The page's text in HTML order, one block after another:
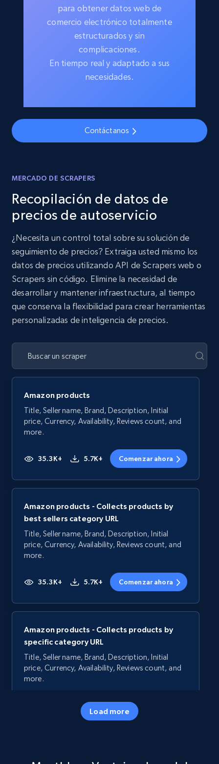
para obtener datos web de
comercio electrónico totalmente
estructurados y sin
complicaciones.
En tiempo real y adaptado a sus
necesidades.
Contáctanos
MERCADO DE SCRAPERS
Recopilación de datos de
precios de autoservicio
¿Necesita un control total sobre su solución de
seguimiento de precios? Extraiga usted mismo los
datos de precios utilizando API de Scrapers web o
Scrapers sin código. Elimine la necesidad de
desarrollar y mantener infraestructura, al tiempo
que conserva la flexibilidad para crear herramientas
personalizadas de inteligencia de precios.
Amazon products
Title, Seller name, Brand, Description, Initial
price, Currency, Availability, Reviews count, and
more.
35.3K+ 5.7K+ Comenzar ahora
Amazon products - Collects products by
best sellers category URL
Title, Seller name, Brand, Description, Initial
price, Currency, Availability, Reviews count, and
more.
35.3K+ 5.7K+ Comenzar ahora
Amazon products - Collects products by
specific category URL
Title, Seller name, Brand, Description, Initial
price, Currency, Availability, Reviews count, and
more.
5.7K+ Comenzar ahora
Load more